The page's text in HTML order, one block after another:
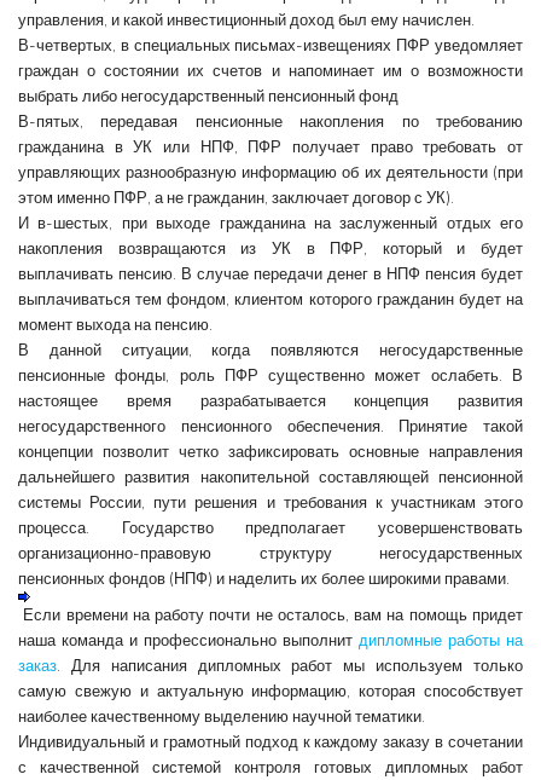
управления, и какой инвестиционный доход был ему начислен.
В-четвертых, в специальных письмах-извещениях ПФР уведомляет
граждан о состоянии их счетов и напоминает им о возможности
выбрать либо негосударственный пенсионный фонд
В-пятых, передавая пенсионные накопления по требованию
гражданина в УК или НПФ, ПФР получает право требовать от
управляющих разнообразную информацию об их деятельности (при
этом именно ПФР, а не гражданин, заключает договор с УК).
И в-шестых, при выходе гражданина на заслуженный отдых его
накопления возвращаются из УК в ПФР, который и будет
выплачивать пенсию. В случае передачи денег в НПФ пенсия будет
выплачиваться тем фондом, клиентом которого гражданин будет на
момент выхода на пенсию.
В данной ситуации, когда появляются негосударственные
пенсионные фонды, роль ПФР существенно может ослабеть. В
настоящее время разрабатывается концепция развития
негосударственного пенсионного обеспечения. Принятие такой
концепции позволит четко зафиксировать основные направления
дальнейшего развития накопительной составляющей пенсионной
системы России, пути решения и требования к участникам этого
процесса. Государство предполагает усовершенствовать
организационно-правовую структуру негосударственных
пенсионных фондов (НПФ) и наделить их более широкими правами.
Если времени на работу почти не осталось, вам на помощь придет
наша команда и профессионально выполнит дипломные работы на
заказ . Для написания дипломных работ мы используем только
самую свежую и актуальную информацию, которая способствует
наиболее качественному выделению научной тематики.
Индивидуальный и грамотный подход к каждому заказу в сочетании
с качественной системой контроля готовых дипломных работ